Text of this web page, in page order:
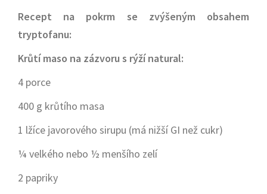
Recept na pokrm se zvýšeným obsahem
tryptofanu:
Krůtí maso na zázvoru s rýží natural:
4 porce
400 g krůtího masa
1 lžíce javorového sirupu (má nižší GI než cukr)
¼ velkého nebo ½ menšího zelí
2 papriky